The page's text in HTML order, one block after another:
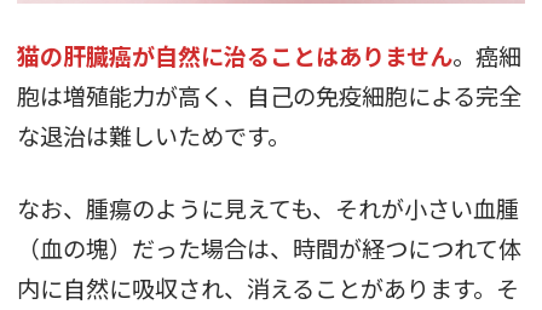
猫の肝臓癌が自然に治ることはありません。癌細
胞は増殖能力が高く、自己の免疫細胞による完全
な退治は難しいためです。
なお、腫瘍のように見えても、それが小さい血腫
（血の塊）だった場合は、時間が経つにつれて体
内に自然に吸収され、消えることがあります。そ